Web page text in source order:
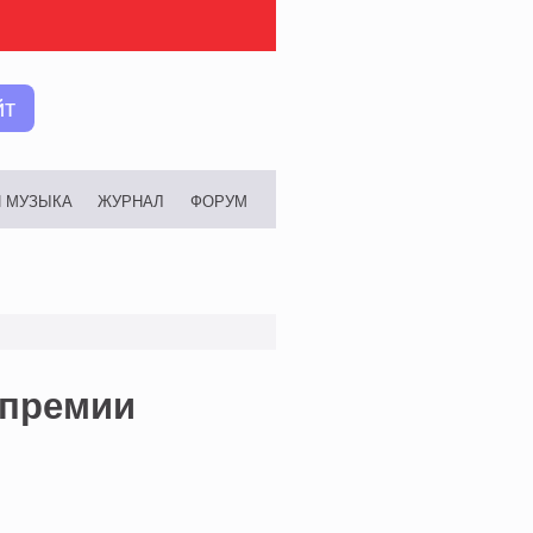
МУЗЫКА ЖУРНАЛ ФОРУМ